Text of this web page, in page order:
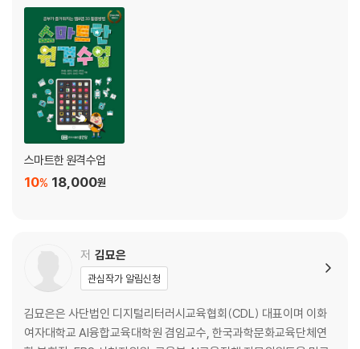
4. 가상현실·증강현실 & 행복한 디지털 세상 344
마무리하면서 362
스마트한 원격수업
18,000원
10%
저 김묘은
관심작가 알림신청
김묘은은 사단법인 디지털리터러시교육협회(CDL) 대표이며 이화
여자대학교 AI융합교육대학원 겸임교수, 한국과학문화교육단체연